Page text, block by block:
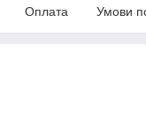
Оплата Умови